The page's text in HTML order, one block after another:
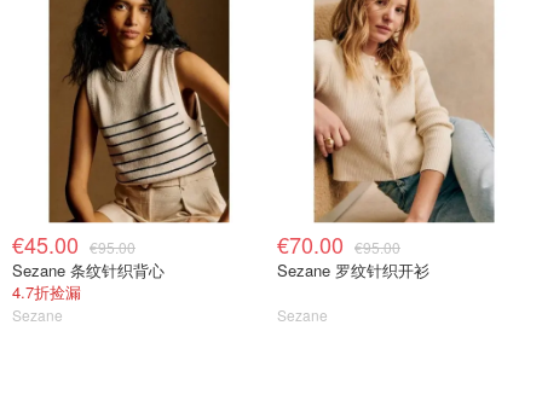
熊猫外卖
这款app同样主打海外中餐与亚洲超市，提供全中文界面与
客服，意大利已覆盖米兰 ，适合想解馋家乡味的人。活动、
红包与套餐促销较多，重度中餐爱好者容易“越点越香”。
缺点可能是意大利只覆盖米兰，其他城市无法使用。高峰时
易出现等待时间长的情况。
适合中餐刚需、常驻米兰的留学生和华人家庭。
€45.00 €95.00
Sezane 条纹针织背心
4.7折捡漏
Sezane
€70.00 €95.00
Sezane 罗纹针织开衫
Sezane